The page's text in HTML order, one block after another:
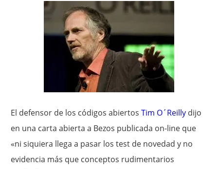
El defensor de los códigos abiertosTim O´Reilly dijo
en una carta abierta a Bezos publicada on-line que
«ni siquiera llega a pasar los test de novedad y no
evidencia más que conceptos rudimentarios